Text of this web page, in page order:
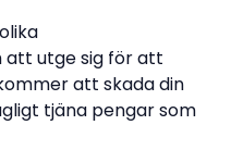
utge sig för att
att skada din
tjäna pengar som